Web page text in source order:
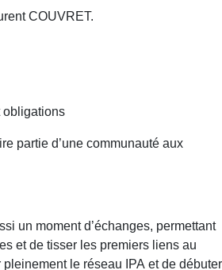
COUVRET.
partie d’une communauté aux
un moment d’échanges, permettant
et de tisser les premiers liens au
le réseau IPA et de débuter